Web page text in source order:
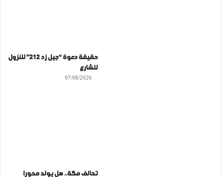
حقيقة دعوة “جيل زد 212” للنزول
للشارع
07/08/2026
تحالف مكة.. هل يولد محورا